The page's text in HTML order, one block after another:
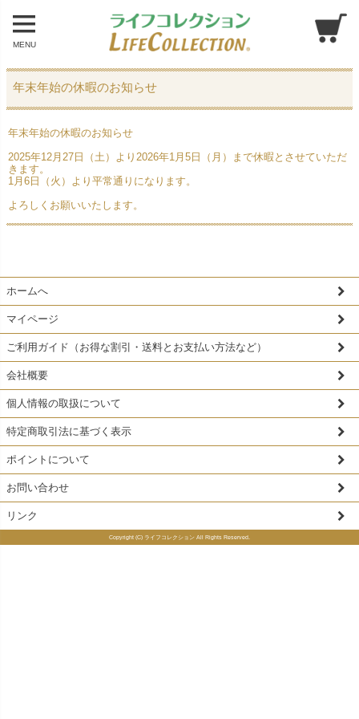
MENU
年末年始の休暇のお知らせ
年末年始の休暇のお知らせ
2025年12月27日（土）より2026年1月5日（月）まで休暇とさせていただ
きます。
1月6日（火）より平常通りになります。
よろしくお願いいたします。
ホームへ
マイページ
ご利用ガイド（お得な割引・送料とお支払い方法など）
会社概要
個人情報の取扱について
特定商取引法に基づく表示
ポイントについて
お問い合わせ
リンク
Copyright (C) ライフコレクション All Rights Reserved.